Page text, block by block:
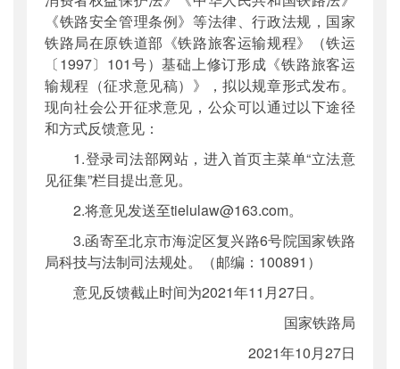
《铁路安全管理条例》等法律、行政法规，国家
铁路局在原铁道部《铁路旅客运输规程》（铁运
〔1997〕101号）基础上修订形成《铁路旅客运
输规程（征求意见稿）》，拟以规章形式发布。
现向社会公开征求意见，公众可以通过以下途径
和方式反馈意见：
1.登录司法部网站，进入首页主菜单“立法意
见征集”栏目提出意见。
2.将意见发送至tielulaw@163.com。
3.函寄至北京市海淀区复兴路6号院国家铁路
局科技与法制司法规处。（邮编：100891）
意见反馈截止时间为2021年11月27日。
国家铁路局
2021年10月27日